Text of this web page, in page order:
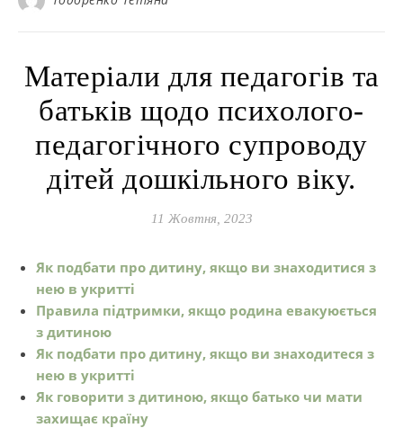
Матеріали для педагогів та
батьків щодо психолого-
педагогічного супроводу
дітей дошкільного віку.
11 Жовтня, 2023
Як подбати про дитину, якщо ви знаходитися з
нею в укритті
Правила підтримки, якщо родина евакуюється
з дитиною
Як подбати про дитину, якщо ви знаходитеся з
нею в укритті
Як говорити з дитиною, якщо батько чи мати
захищає країну